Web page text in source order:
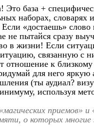
Это база +
наборах, словарях
«достаешь»
не пытайся сразу
в жизни! Если
связанную с
отношение к близкому
для него
(ты аудиал?
используя
приемов»
о которых многие